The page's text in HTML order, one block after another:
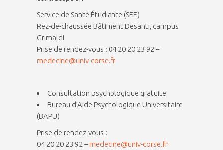
Service de Santé Étudiante (SEE)
Rez-de-chaussée Bâtiment Desanti, campus
Grimaldi
Prise de rendez-vous : 04 20 20 23 92 –
medecine@univ-corse.fr
Consultation psychologique gratuite
Bureau d’Aide Psychologique Universitaire
(BAPU)
Prise de rendez-vous :
04 20 20 23 92 –medecine@univ-corse.fr